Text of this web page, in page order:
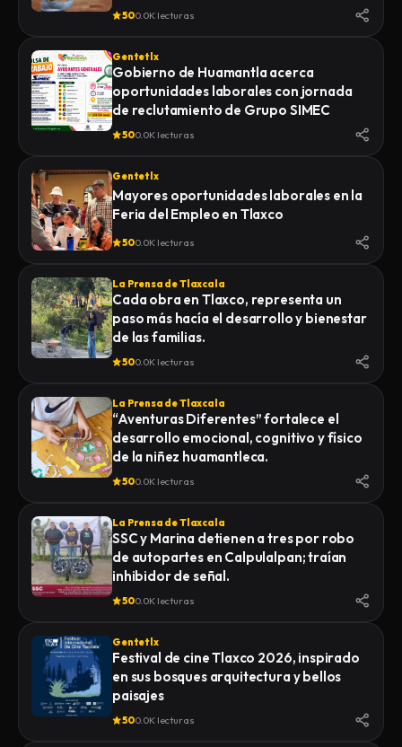
500.0K lecturas
Gentetlx
Gobierno de Huamantla acerca
oportunidades laborales con jornada
de reclutamiento de Grupo SIMEC
500.0K lecturas
Gentetlx
Mayores oportunidades laborales en la
Feria del Empleo en Tlaxco
500.0K lecturas
La Prensa de Tlaxcala
Cada obra en Tlaxco, representa un
paso más hacía el desarrollo y bienestar
de las familias.
500.0K lecturas
La Prensa de Tlaxcala
“Aventuras Diferentes” fortalece el
desarrollo emocional, cognitivo y físico
de la niñez huamantleca.
500.0K lecturas
La Prensa de Tlaxcala
SSC y Marina detienen a tres por robo
de autopartes en Calpulalpan; traían
inhibidor de señal.
500.0K lecturas
Gentetlx
Festival de cine Tlaxco 2026, inspirado
en sus bosques arquitectura y bellos
paisajes
500.0K lecturas